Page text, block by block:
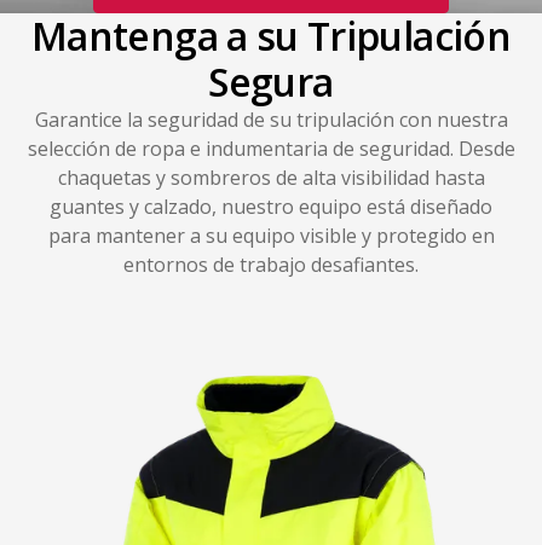
Mantenga a su Tripulación
Segura
Garantice la seguridad de su tripulación con nuestra
selección de ropa e indumentaria de seguridad. Desde
chaquetas y sombreros de alta visibilidad hasta
guantes y calzado, nuestro equipo está diseñado
para mantener a su equipo visible y protegido en
entornos de trabajo desafiantes.